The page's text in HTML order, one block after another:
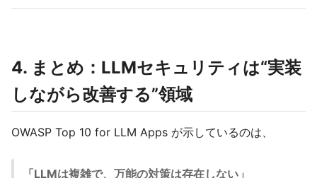
4. まとめ：LLMセキュリティは“実装
しながら改善する”領域
OWASP Top 10 for LLM Apps が示しているのは、
「LLMは複雑で、万能の対策は存在しない」